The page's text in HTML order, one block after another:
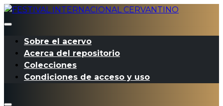
Sobre el acervo
Acerca del repositorio
Colecciones
Condiciones de acceso y uso